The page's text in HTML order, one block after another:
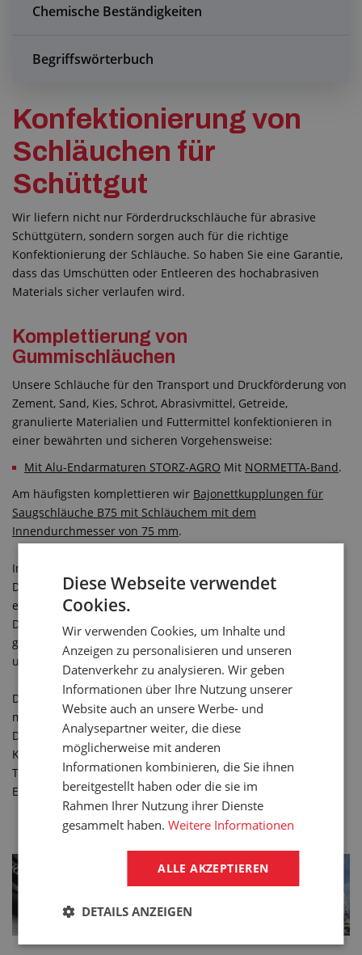
Chemische Beständigkeiten
Begriffswörterbuch
Konfektionierung von
Schläuchen für
Schüttgut
Wir liefern nicht nur Förderdruckschläuche für abrasive
Schüttgütern, sondern sorgen auch für die richtige
Konfektionierung der Schläuche. So haben Sie eine Garantie,
dass das Umschütten oder Entleeren des hochabrasiven
Materials sicher verlaufen wird.
Komplettierung von
Gummischläuchen
Unsere Schläuche für den Transport und Druckförderung von
Zement, Sand, Kies, Schrot, Abrasivmittel, Getreide,
granulierte Materialien und Futtermittel konfektionieren in
einer bewährten und sicheren Vorgehensweise:
Mit Alu-Endarmaturen STORZ-AGRO Mit NORMETTA-Band.
Am häufigsten komplettieren wir Bajonettkupplungen für
Saugschläuche B75 mit Schläuchem mit dem
Innendurchmesser von 75 mm.
In dieser Endarmatur befindet sich die klassische SBR-
Dichtung. Aufgrund unserer langfristigen Erfahrungen
empfehlen wir wegen der höheren Temperatur, die bei der
Druckförderung von Abrasivstoffen entsteht, diese Dichtung
gegen eine Silikondichtung auszutauschen, die sich auch in
unserem Sortiment befindet.
Das trockene und lockere Material wird mit dem Schlauch
mittels Druckluft befördert.
Dieser Schlauchtyp wird meistens in Silos; Zementwerken,
Kraftwerken, Lagern, aber auch beim Entleeren von
Tankwagen mit Zement, Kalk oder Futtermitteln im
Eisenbahn- oder Straßenverkehr.
SENDEN SIE UNS EINE ANFRAGE
Diese Webseite verwendet
Cookies.
Wir verwenden Cookies, um Inhalte und
Anzeigen zu personalisieren und unseren
Datenverkehr zu analysieren. Wir geben
Informationen über Ihre Nutzung unserer
Website auch an unsere Werbe- und
Analysepartner weiter, die diese
möglicherweise mit anderen
Informationen kombinieren, die Sie ihnen
bereitgestellt haben oder die sie im
Rahmen Ihrer Nutzung ihrer Dienste
gesammelt haben.Weitere Informationen
ALLE AKZEPTIEREN
DETAILS ANZEIGEN